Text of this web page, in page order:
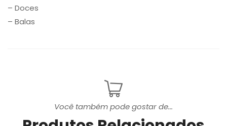
– Doces
– Balas
Você também pode gostar de...